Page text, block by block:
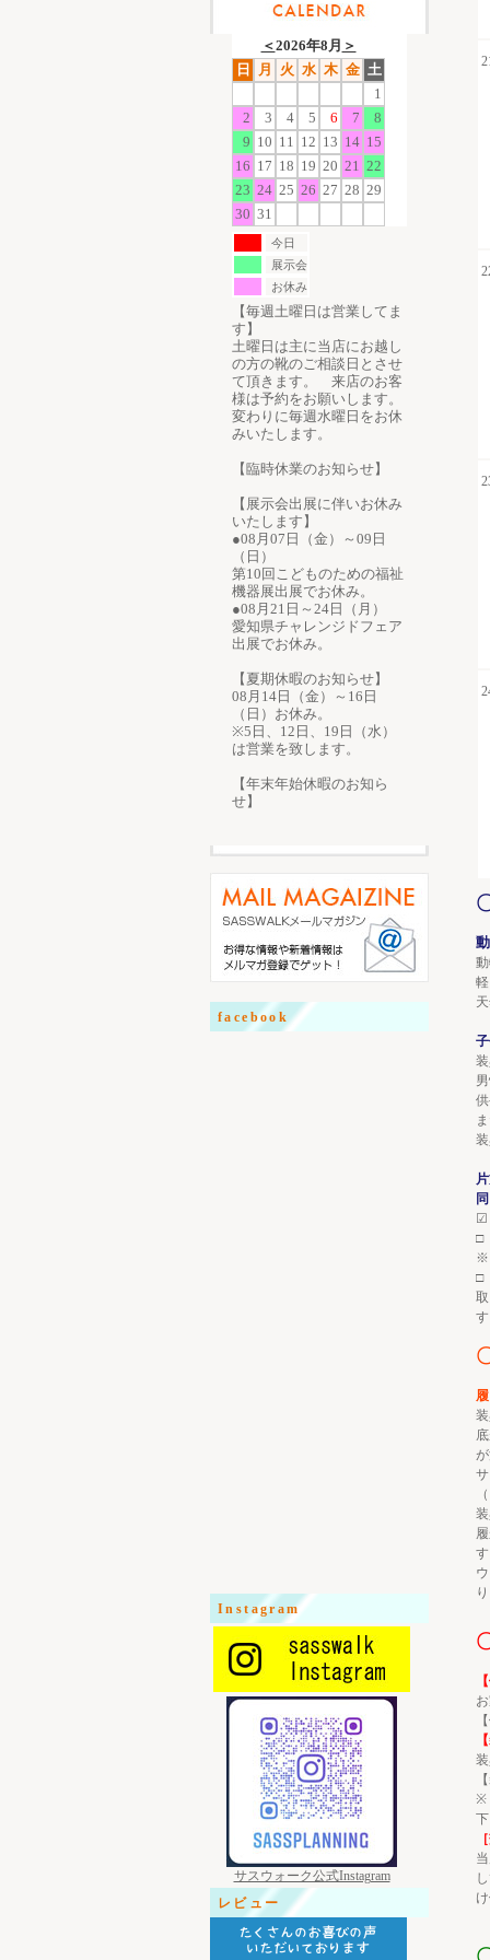
＜2026年8月 ＞
日
月 火 水 木 金 土
1
2
3 4 5 6 7
8
9 10 11 12 13 14 15
16 17 18 19 20 21 22
23 24 25 26 27 28 29
30 31
今日
展示会
お休み
【毎週土曜日は営業してま
す】
土曜日は主に当店にお越し
の方の靴のご相談日とさせ
て頂きます。 来店のお客
様は予約をお願いします。
変わりに毎週水曜日をお休
みいたします。
【臨時休業のお知らせ】
【展示会出展に伴いお休み
いたします】
●08月07日（金）～09日
（日）
第10回こどものための福祉
機器展出展でお休み。
●08月21日～24日（月）
愛知県チャレンジドフェア
出展でお休み。
【夏期休暇のお知らせ】
08月14日（金）～16日
（日）お休み。
※5日、12日、19日（水）
は営業を致します。
【年末年始休暇のお知ら
せ】
facebook
Instagram
サスウォーク公式Instagram
レビュー
☑
□
※
□
※